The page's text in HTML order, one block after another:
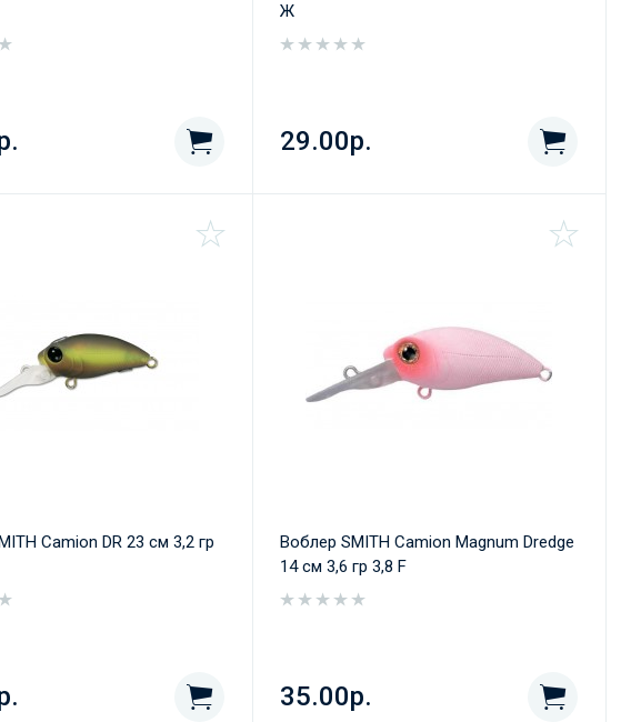
Ж
29.00р.
Camion DR 23 cм 3,2 гр
Воблер SMITH Camion Magnum Dredge
14 cм 3,6 гр 3,8 F
35.00р.